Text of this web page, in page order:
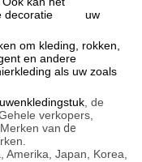
decoratie uw
om kleding, rokken,
en andere
als uw zoals
, de
verkopers,
van de
Amerika, Japan, Korea,